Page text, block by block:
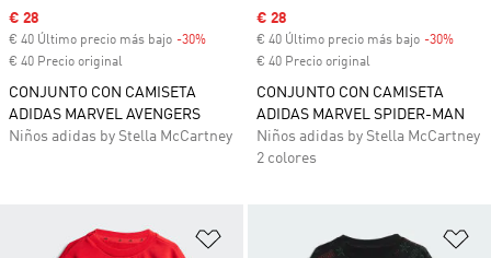
Precio de venta
€ 28
€ 40 Último precio más bajo -30% Descuento
€ 40 Precio original
CONJUNTO CON CAMISETA
ADIDAS MARVEL AVENGERS
Niños adidas by Stella McCartney
Precio de venta
€ 28
€ 40 Último precio más bajo -30%
€ 40 Precio original
CONJUNTO CON CAMISETA
ADIDAS MARVEL SPIDER-MAN
Niños adidas by Stella McCartney
2 colores
Añadir a la lista de deseos